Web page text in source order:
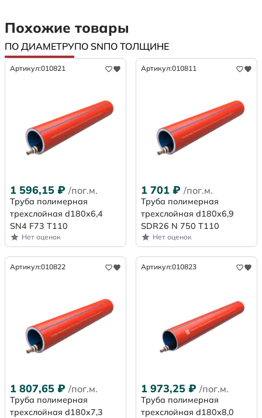
Похожие товары
ПО ДИАМЕТРУПО SNПО ТОЛЩИНЕ
Артикул:010821
1 596,15 ₽ /пог.м.
Труба полимерная
трехслойная d180х6,4
SN4 F73 Т110
Нет оценок
Артикул:010811
1 701 ₽ /пог.м.
Труба полимерная
трехслойная d180x6,9
SDR26 N 750 Т110
Нет оценок
Артикул:010822
1 807,65 ₽ /пог.м.
Труба полимерная
трехслойная d180х7,3
Артикул:010823
1 973,25 ₽ /пог.м.
Труба полимерная
трехслойная d180х8,0